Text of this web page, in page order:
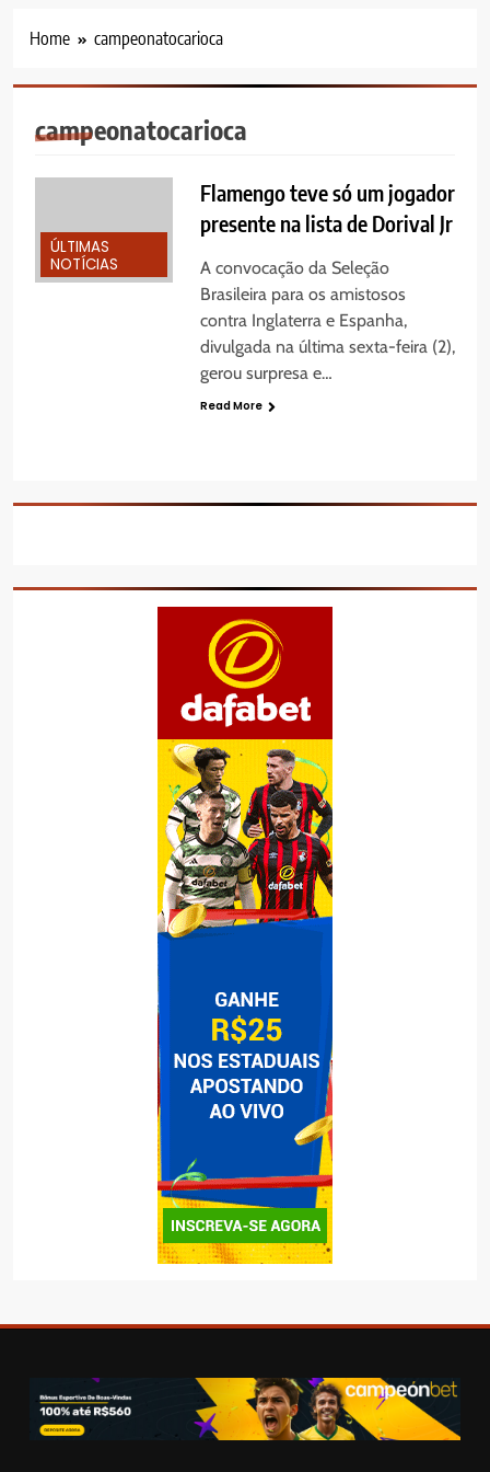
Home campeonatocarioca
campeonatocarioca
ÚLTIMAS
NOTÍCIAS
Flamengo teve só um jogador
presente na lista de Dorival Jr
A convocação da Seleção
Brasileira para os amistosos
contra Inglaterra e Espanha,
divulgada na última sexta-feira (2),
gerou surpresa e…
Read More